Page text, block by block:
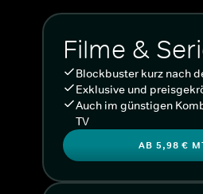
Filme &
Blockbuster kurz nach
Exklusive und
Auch im günstigen
TV
AB 5,98 €